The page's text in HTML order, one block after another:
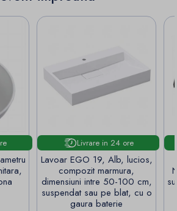
Livrare in 24 ore
Lavoar EGO 19, Alb, lucios,
compozit marmura,
dimensiuni intre 50-100 cm,
suspendat sau pe blat, cu o
gaura baterie